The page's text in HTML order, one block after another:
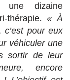
une dizaine
thérapie. « À
c’est pour eux
véhiculer une
sortir de leur
encore